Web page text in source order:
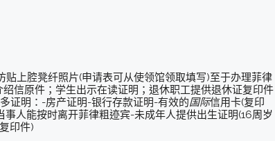
上腔凳纤照片(申请表可从使领馆领取填写)至于办理菲律
信原件；学生出示在读证明；退休职工提供退休证复印件
证明：-房产证明-银行存款证明-有效的国际信用卡(复印
人能按时离开菲律粗迹宾-未成年人提供出生证明(16周岁
印件)